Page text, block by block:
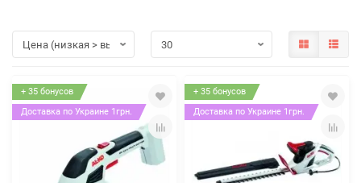
+ 35 бонусов
Доставка по Украине 1грн.
+ 35 бонусов
Доставка по Украине 1грн.